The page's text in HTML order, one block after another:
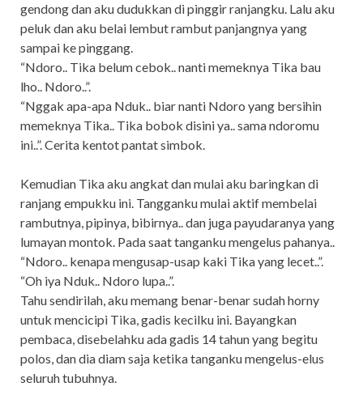
gendong dan aku dudukkan di pinggir ranjangku. Lalu aku
peluk dan aku belai lembut rambut panjangnya yang
sampai ke pinggang.
“Ndoro.. Tika belum cebok.. nanti memeknya Tika bau
lho.. Ndoro..”.
“Nggak apa-apa Nduk.. biar nanti Ndoro yang bersihin
memeknya Tika.. Tika bobok disini ya.. sama ndoromu
ini..”. Cerita kentot pantat simbok.
Kemudian Tika aku angkat dan mulai aku baringkan di
ranjang empukku ini. Tangganku mulai aktif membelai
rambutnya, pipinya, bibirnya.. dan juga payudaranya yang
lumayan montok. Pada saat tanganku mengelus pahanya..
“Ndoro.. kenapa mengusap-usap kaki Tika yang lecet..”.
“Oh iya Nduk.. Ndoro lupa..”.
Tahu sendirilah, aku memang benar-benar sudah horny
untuk mencicipi Tika, gadis kecilku ini. Bayangkan
pembaca, disebelahku ada gadis 14 tahun yang begitu
polos, dan dia diam saja ketika tanganku mengelus-elus
seluruh tubuhnya.